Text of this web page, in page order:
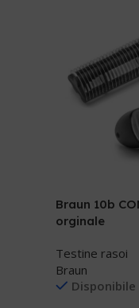
Braun 10b
orginale
Testine rasoi
Braun
Disponibile